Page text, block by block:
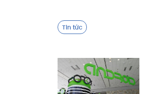
Tin tức